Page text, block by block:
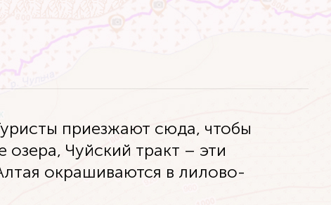
приезжают сюда, чтобы
озера, Чуйский тракт – эти
окрашиваются в лилово-